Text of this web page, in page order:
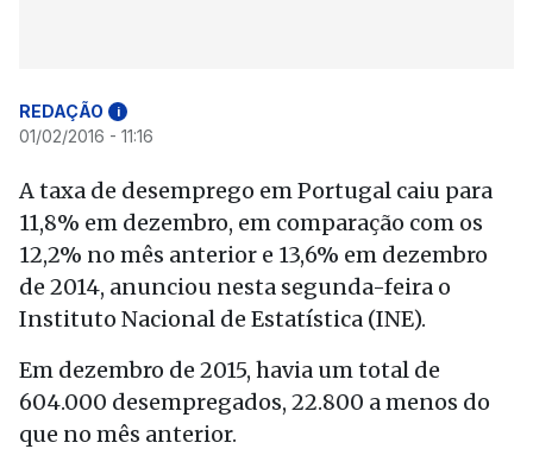
REDAÇÃO i
01/02/2016 - 11:16
A taxa de desemprego em Portugal caiu para
11,8% em dezembro, em comparação com os
12,2% no mês anterior e 13,6% em dezembro
de 2014, anunciou nesta segunda-feira o
Instituto Nacional de Estatística (INE).
Em dezembro de 2015, havia um total de
604.000 desempregados, 22.800 a menos do
que no mês anterior.